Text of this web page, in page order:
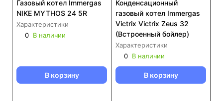
Газовый котел Immergas
NIKE MYTHOS 24 5R
Характеристики
0 В наличии
В корзину
Конденсационный
газовый котел Immergas
Victrix Victrix Zeus 32
(Встроенный бойлер)
Характеристики
0 В наличии
В корзину